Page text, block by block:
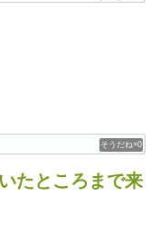
0
たところまで来